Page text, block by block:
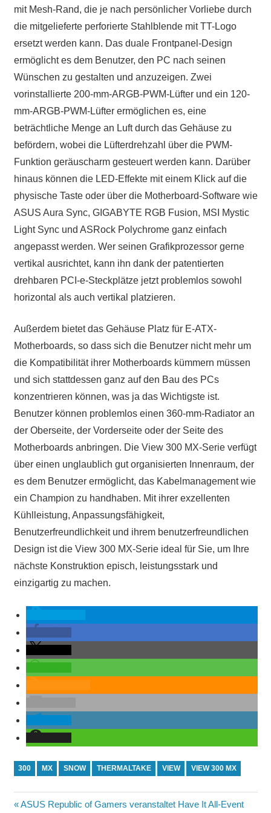
mit Mesh-Rand, die je nach persönlicher Vorliebe durch
die mitgelieferte perforierte Stahlblende mit TT-Logo
ersetzt werden kann. Das duale Frontpanel-Design
ermöglicht es dem Benutzer, den PC nach seinen
Wünschen zu gestalten und anzuzeigen. Zwei
vorinstallierte 200-mm-ARGB-PWM-Lüfter und ein 120-
mm-ARGB-PWM-Lüfter ermöglichen es, eine
beträchtliche Menge an Luft durch das Gehäuse zu
befördern, wobei die Lüfterdrehzahl über die PWM-
Funktion geräuscharm gesteuert werden kann. Darüber
hinaus können die LED-Effekte mit einem Klick auf die
physische Taste oder über die Motherboard-Software wie
ASUS Aura Sync, GIGABYTE RGB Fusion, MSI Mystic
Light Sync und ASRock Polychrome ganz einfach
angepasst werden. Wer seinen Grafikprozessor gerne
vertikal ausrichtet, kann ihn dank der patentierten
drehbaren PCI-e-Steckplätze jetzt problemlos sowohl
horizontal als auch vertikal platzieren.
Außerdem bietet das Gehäuse Platz für E-ATX-
Motherboards, so dass sich die Benutzer nicht mehr um
die Kompatibilität ihrer Motherboards kümmern müssen
und sich stattdessen ganz auf den Bau des PCs
konzentrieren können, was ja das Wichtigste ist.
Benutzer können problemlos einen 360-mm-Radiator an
der Oberseite, der Vorderseite oder der Seite des
Motherboards anbringen. Die View 300 MX-Serie verfügt
über einen unglaublich gut organisierten Innenraum, der
es dem Benutzer ermöglicht, das Kabelmanagement wie
ein Champion zu handhaben. Mit ihrer exzellenten
Kühlleistung, Anpassungsfähigkeit,
Benutzerfreundlichkeit und ihrem benutzerfreundlichen
Design ist die View 300 MX-Serie ideal für Sie, um Ihre
nächste Konstruktion episch, leistungsstark und
einzigartig zu machen.
300 MX SNOW THERMALTAKE VIEW VIEW 300 MX
Beitragsnavigation
Vorheriger
ASUS Republic of Gamers veranstaltet Have It All-Event